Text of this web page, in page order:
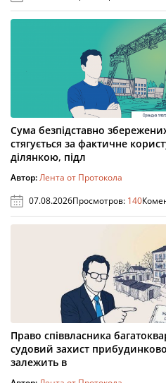
Сума безпідставно
стягується за фактичне
ділянкою, підл
Автор:Лента от Протокола
07.08.2026Просмотров: 140
Право співвласника
судовий захист
залежить в